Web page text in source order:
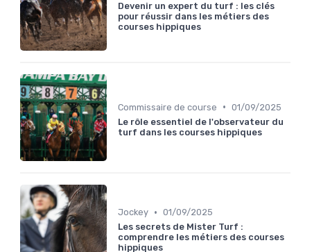
Devenir un expert du turf : les clés
pour réussir dans les métiers des
courses hippiques
Commissaire de course • 01/09/2025
Le rôle essentiel de l'observateur du
turf dans les courses hippiques
Jockey • 01/09/2025
Les secrets de Mister Turf :
comprendre les métiers des courses
hippiques